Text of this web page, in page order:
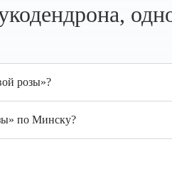
розы»?
по Минску?